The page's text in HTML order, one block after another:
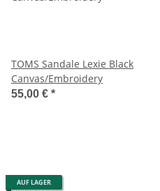
TOMS Sandale Lexie Black
Canvas/Embroidery
55,00 € *
AUF LAGER